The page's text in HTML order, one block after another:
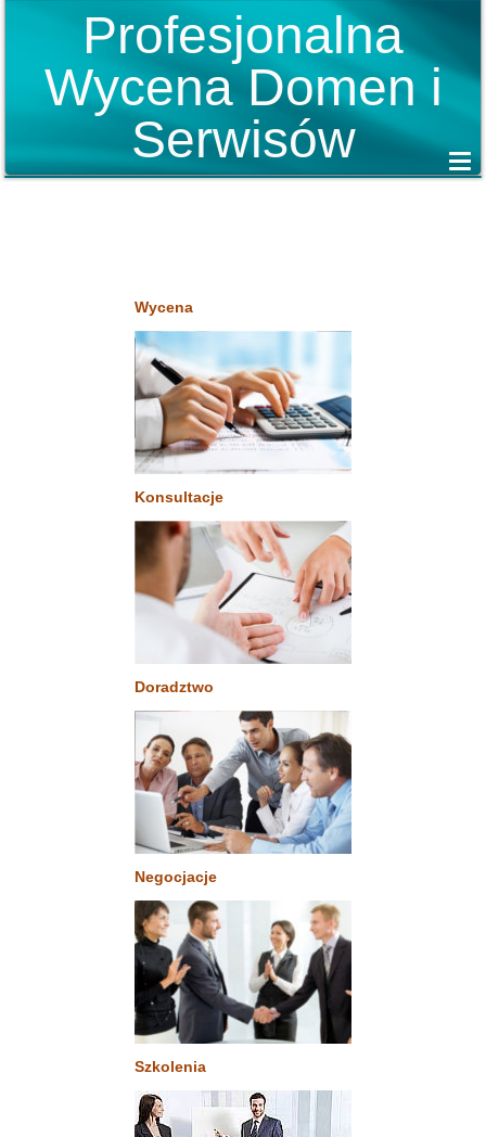
Profesjonalna
Wycena Domen i
Serwisów
Wycena
Konsultacje
Doradztwo
Negocjacje
Szkolenia